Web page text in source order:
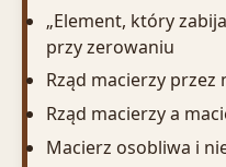
„Element, który
przy zerowaniu
Rząd macierzy przez
Rząd macierzy a
Macierz osobliwa i